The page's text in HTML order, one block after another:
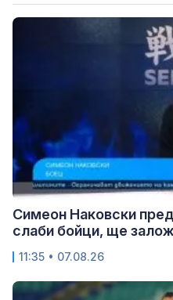
Симеон Наковски
слаби бойци, ще
11:35 • 07.08.26